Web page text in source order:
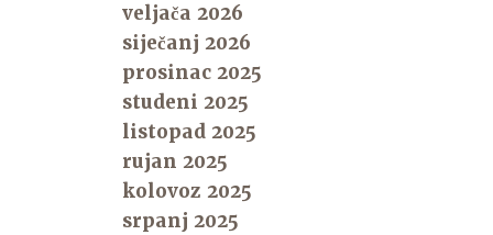
veljača 2026
siječanj 2026
prosinac 2025
studeni 2025
listopad 2025
rujan 2025
kolovoz 2025
srpanj 2025